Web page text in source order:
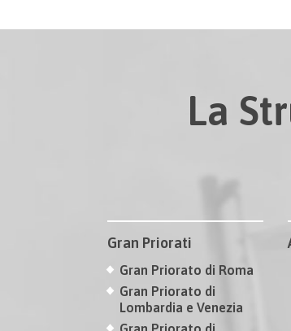
La
Gran Priorati
Gran Priorato di Roma
Gran Priorato di
Lombardia e Venezia